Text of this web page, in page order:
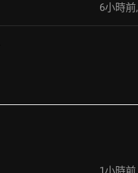
6小時前,